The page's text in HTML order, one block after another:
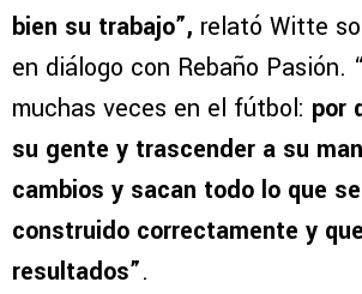
bien su trabajo”, relató Witte
en diálogo con Rebaño Pasión.
muchas veces en el fútbol: por
su gente y trascender a su
cambios y sacan todo lo que
construido correctamente y
resultados”.